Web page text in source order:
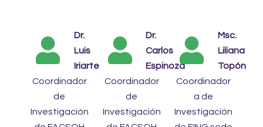
Dr.
Luis
Iriarte
Coordinador
de
Investigación
Dr.
Carlos
Espinoza
Coordinador
de
Investigación
Msc.
Liliana
Topón
Coordinador
a de
Investigación